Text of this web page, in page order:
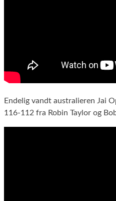
Endelig vandt australieren Jai
116-112 fra Robin Taylor og